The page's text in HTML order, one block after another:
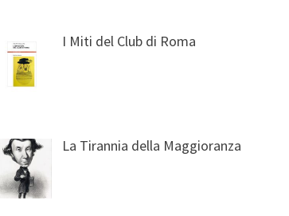
I Miti del Club di Roma
La Tirannia della Maggioranza